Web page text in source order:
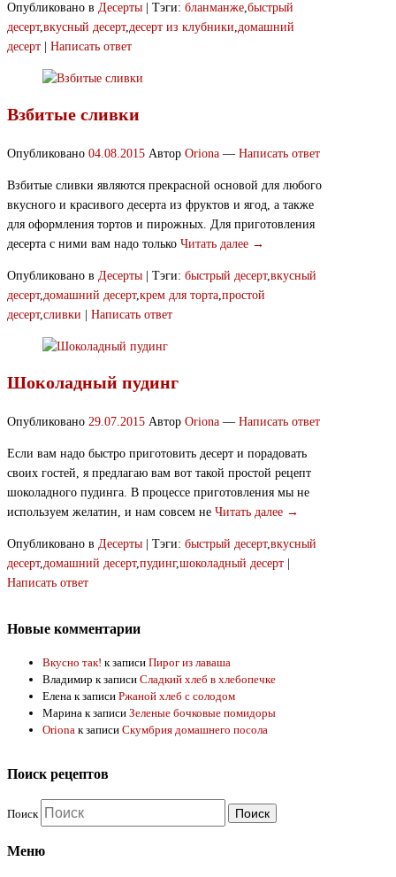
Опубликовано в Десерты Тэги: бланманже,быстрый
десерт,вкусный десерт,десерт из клубники,домашний
десерт
Написать ответ
Взбитые сливки
Опубликовано 04.08.2015 Автор Oriona — Написать ответ
Взбитые сливки являются прекрасной основой для любого
вкусного и красивого десерта из фруктов и ягод, а также
для оформления тортов и пирожных. Для приготовления
десерта с ними вам надо только Читать далее →
Опубликовано в Десерты Тэги: быстрый десерт,вкусный
десерт,домашний десерт,крем для торта,простой
десерт,сливки Написать ответ
Шоколадный пудинг
Опубликовано 29.07.2015 Автор Oriona — Написать ответ
Если вам надо быстро приготовить десерт и порадовать
своих гостей, я предлагаю вам вот такой простой рецепт
шоколадного пудинга. В процессе приготовления мы не
используем желатин, и нам совсем не Читать далее →
Опубликовано в Десерты Тэги: быстрый десерт,вкусный
десерт,домашний десерт,пудинг,шоколадный десерт
Написать ответ
Новые комментарии
Вкусно так! к записи Пирог из лаваша
Владимир к записи Сладкий хлеб в хлебопечке
Елена к записи Ржаной хлеб с солодом
Марина к записи Зеленые бочковые помидоры
Oriona к записи Скумбрия домашнего посола
Поиск рецептов
Поиск
Меню